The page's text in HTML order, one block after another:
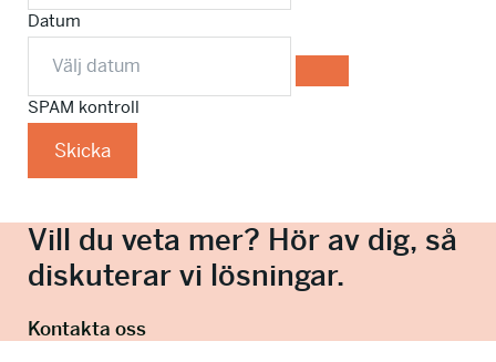
Datum
SPAM kontroll
Skicka
Vill du veta mer? Hör av dig, så
diskuterar vi lösningar.
Kontakta oss